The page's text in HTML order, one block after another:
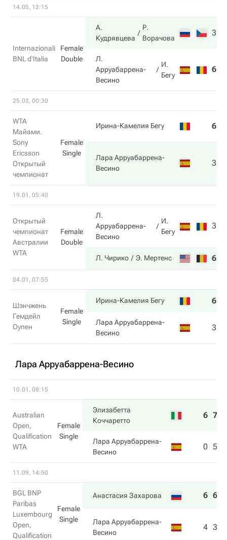
14.05, 12:15
Internazionali
BNL d'Italia
Female
Double
А.
Кудрявцева
Р.
Ворачова
3
Л.
Арруабаррена-
Весино
И.
Бегу
6
25.03, 00:30
WTA
Майами.
Sony
Ericsson
Открытый
чемпионат
Female
Single
Ирина-Камелия Бегу 6
Лара Арруабаррена-
Весино
3
19.01, 05:40
Открытый
чемпионат
Австралии
WTA
Female
Double
Л.
Арруабаррена-
Весино
И.
Бегу
3
Л. Чирико Э. Мертенс 6
04.01, 07:55
Шэнчжень
Гемдейл
Оупен
Female
Single
Ирина-Камелия Бегу 6
Лара Арруабаррена-
Весино
3
Лара Арруабаррена-Весино
10.01, 08:15
Australian
Open,
Qualification
WTA
Female
Single
Элизабетта
Коччаретто
6 7
Лара Арруабаррена-
Весино
0 5
11.09, 14:50
BGL BNP
Paribas
Luxembourg
Open,
Qualification
Female
Single
Анастасия Захарова 6 6
Лара Арруабаррена-
Весино
4 3